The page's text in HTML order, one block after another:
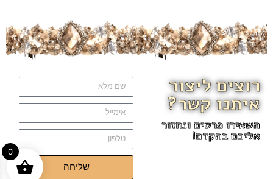
רוצים ליצור
איתנו קשר?
השאירו פרטים ונחזור
אליכם בהקדם!
שליחה
0